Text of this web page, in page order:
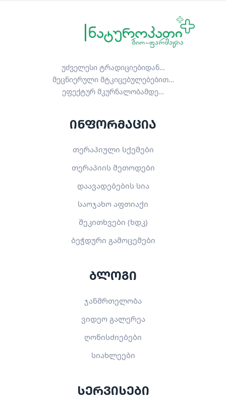
უძველესი ტრადიციებიდან…
მეცნიერული მტკიცებულებებით…
ეფექტურ მკურნალობამდე…
ინფორმაცია
თერაპიული სქემები
თერაპიის მეთოდები
დაავადებების სია
საოჯახო აფთიაქი
შეკითხვები (ხდკ)
ბეჭდური გამოცემები
ბლოგი
ჯანმრთელობა
ვიდეო გალერეა
ღონისძიებები
სიახლეები
სერვისები